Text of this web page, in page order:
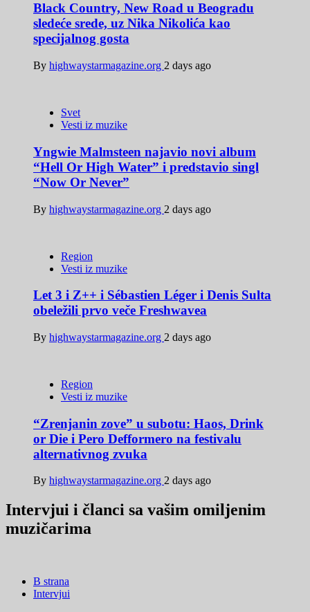
Black Country, New Road u Beogradu
sledeće srede, uz Nika Nikolića kao
specijalnog gosta
By highwaystarmagazine.org 2 days ago
Svet
Vesti iz muzike
Yngwie Malmsteen najavio novi album
“Hell Or High Water” i predstavio singl
“Now Or Never”
By highwaystarmagazine.org 2 days ago
Region
Vesti iz muzike
Let 3 i Z++ i Sébastien Léger i Denis Sulta
obeležili prvo veče Freshwavea
By highwaystarmagazine.org 2 days ago
Region
Vesti iz muzike
“Zrenjanin zove” u subotu: Haos, Drink
or Die i Pero Defformero na festivalu
alternativnog zvuka
By highwaystarmagazine.org 2 days ago
Intervjui i članci sa vašim omiljenim
muzičarima
B strana
Intervjui